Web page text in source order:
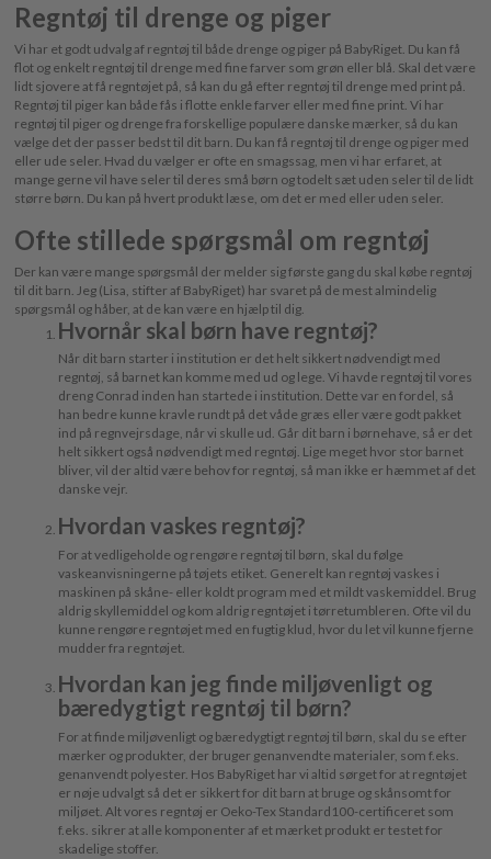
Regntøj til drenge og piger
Vi har et godt udvalg af regntøj til både drenge og piger på BabyRiget. Du kan få
flot og enkelt regntøj til drenge med fine farver som grøn eller blå. Skal det være
lidt sjovere at få regntøjet på, så kan du gå efter regntøj til drenge med print på.
Regntøj til piger kan både fås i flotte enkle farver eller med fine print. Vi har
regntøj til piger og drenge fra forskellige populære danske mærker, så du kan
vælge det der passer bedst til dit barn. Du kan få regntøj til drenge og piger med
eller ude seler. Hvad du vælger er ofte en smagssag, men vi har erfaret, at
mange gerne vil have seler til deres små børn og todelt sæt uden seler til de lidt
større børn. Du kan på hvert produkt læse, om det er med eller uden seler.
Ofte stillede spørgsmål om regntøj
Der kan være mange spørgsmål der melder sig første gang du skal købe regntøj
til dit barn. Jeg (Lisa, stifter af BabyRiget) har svaret på de mest almindelig
spørgsmål og håber, at de kan være en hjælp til dig.
Hvornår skal børn have regntøj?
Når dit barn starter i institution er det helt sikkert nødvendigt med
regntøj, så barnet kan komme med ud og lege. Vi havde regntøj til vores
dreng Conrad inden han startede i institution. Dette var en fordel, så
han bedre kunne kravle rundt på det våde græs eller være godt pakket
ind på regnvejrsdage, når vi skulle ud. Går dit barn i børnehave, så er det
helt sikkert også nødvendigt med regntøj. Lige meget hvor stor barnet
bliver, vil der altid være behov for regntøj, så man ikke er hæmmet af det
danske vejr.
Hvordan vaskes regntøj?
For at vedligeholde og rengøre regntøj til børn, skal du følge
vaskeanvisningerne på tøjets etiket. Generelt kan regntøj vaskes i
maskinen på skåne- eller koldt program med et mildt vaskemiddel. Brug
aldrig skyllemiddel og kom aldrig regntøjet i tørretumbleren. Ofte vil du
kunne rengøre regntøjet med en fugtig klud, hvor du let vil kunne fjerne
mudder fra regntøjet.
Hvordan kan jeg finde miljøvenligt og
bæredygtigt regntøj til børn?
For at finde miljøvenligt og bæredygtigt regntøj til børn, skal du se efter
mærker og produkter, der bruger genanvendte materialer, som f.eks.
genanvendt polyester. Hos BabyRiget har vi altid sørget for at regntøjet
er nøje udvalgt så det er sikkert for dit barn at bruge og skånsomt for
miljøet. Alt vores regntøj er Oeko-Tex Standard100-certificeret som
f.eks. sikrer at alle komponenter af et mærket produkt er testet for
skadelige stoffer.